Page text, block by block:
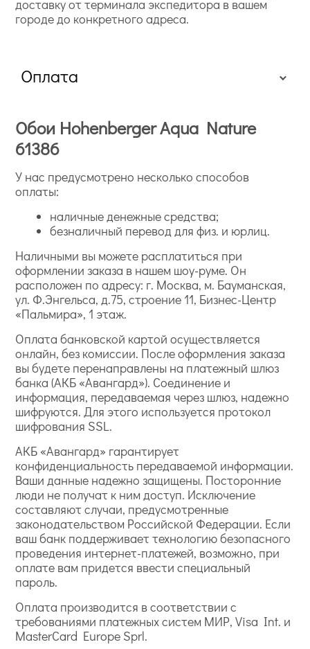
доставку от терминала экспедитора в вашем
городе до конкретного адреса.
Оплата
Обои Hohenberger Aqua Nature
61386
У нас предусмотрено несколько способов
оплаты:
наличные денежные средства;
безналичный перевод для физ. и юрлиц.
Наличными вы можете расплатиться при
оформлении заказа в нашем шоу-руме. Он
расположен по адресу: г. Москва, м. Бауманская,
ул. Ф.Энгельса, д.75, строение 11, Бизнес-Центр
«Пальмира», 1 этаж.
Оплата банковской картой осуществляется
онлайн, без комиссии. После оформления заказа
вы будете перенаправлены на платежный шлюз
банка (АКБ «Авангард»). Соединение и
информация, передаваемая через шлюз, надежно
шифруются. Для этого используется протокол
шифрования SSL.
АКБ «Авангард» гарантирует
конфиденциальность передаваемой информации.
Ваши данные надежно защищены. Посторонние
люди не получат к ним доступ. Исключение
составляют случаи, предусмотренные
законодательством Российской Федерации. Если
ваш банк поддерживает технологию безопасного
проведения интернет-платежей, возможно, при
оплате вам придется ввести специальный
пароль.
Оплата производится в соответствии с
требованиями платежных систем МИР, Visa Int. и
MasterCard Europe Sprl.